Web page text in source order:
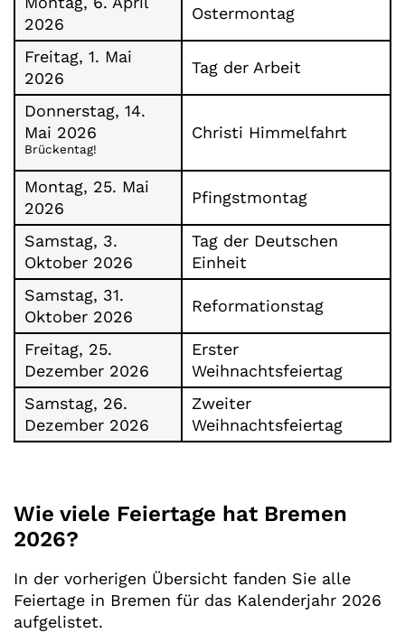
2026
Ostermontag
Freitag, 1. Mai
2026
Tag der Arbeit
Donnerstag, 14.
Mai 2026
Brückentag!
Christi Himmelfahrt
Montag, 25. Mai
2026
Pfingstmontag
Samstag, 3.
Oktober 2026
Tag der Deutschen
Einheit
Samstag, 31.
Oktober 2026
Reformationstag
Freitag, 25.
Dezember 2026
Erster
Weihnachtsfeiertag
Samstag, 26.
Dezember 2026
Zweiter
Weihnachtsfeiertag
Wie viele Feiertage hat Bremen
2026?
In der vorherigen Übersicht fanden Sie alle
Feiertage in Bremen für das Kalenderjahr 2026
aufgelistet.